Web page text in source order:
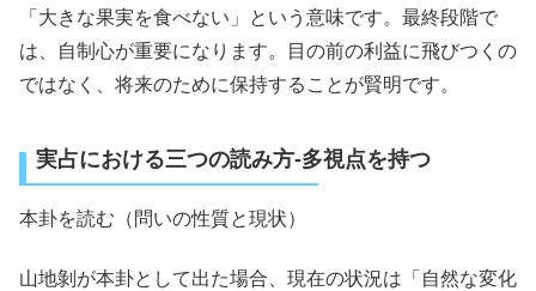
「大きな果実を食べない」という意味です。最終段階で
は、自制心が重要になります。目の前の利益に飛びつくの
ではなく、将来のために保持することが賢明です。
実占における三つの読み方-多視点を持つ
本卦を読む（問いの性質と現状）
山地剝が本卦として出た場合、現在の状況は「自然な変化